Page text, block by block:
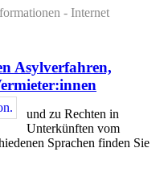
- Internet
Asylverfahren,
und zu Rechten in
Unterkünften vom
Sprachen finden Sie